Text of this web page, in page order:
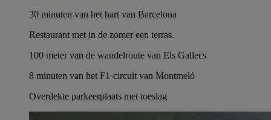
30 minuten van het hart van Barcelona
Restaurant met in de zomer een terras.
100 meter van de wandelroute van Els Gallecs
8 minuten van het F1-circuit van Montmeló
Overdekte parkeerplaats met toeslag